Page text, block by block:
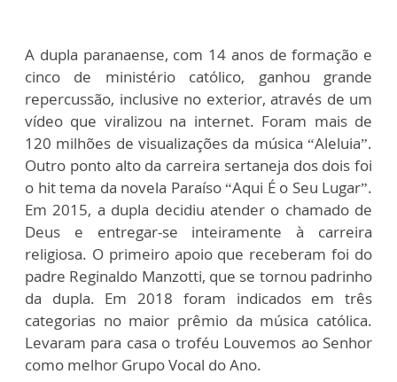
A dupla paranaense, com 14 anos de formação e
cinco de ministério católico, ganhou grande
repercussão, inclusive no exterior, através de um
vídeo que viralizou na internet. Foram mais de
120 milhões de visualizações da música “Aleluia”.
Outro ponto alto da carreira sertaneja dos dois foi
o hit tema da novela Paraíso “Aqui É o Seu Lugar”.
Em 2015, a dupla decidiu atender o chamado de
Deus e entregar-se inteiramente à carreira
religiosa. O primeiro apoio que receberam foi do
padre Reginaldo Manzotti, que se tornou padrinho
da dupla. Em 2018 foram indicados em três
categorias no maior prêmio da música católica.
Levaram para casa o troféu Louvemos ao Senhor
como melhor Grupo Vocal do Ano.